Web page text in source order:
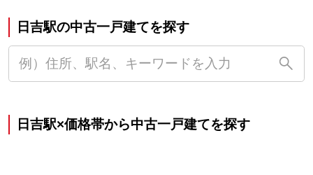
日吉駅の中古一戸建てを探す
日吉駅×価格帯から中古一戸建てを探す